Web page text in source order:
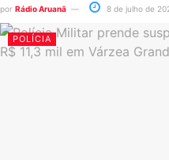
por Rádio Aruanã 8 de julho de
POLÍCIA